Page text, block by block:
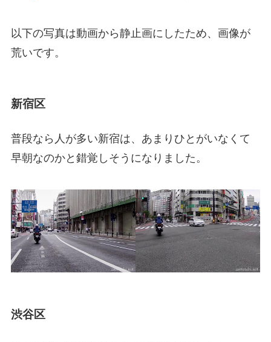
以下の写真は動画から静止画にしたため、画像が
荒いです。
新宿区
普段なら人が多い新宿は、あまりひとがいなくて
早朝なのかと錯覚しそうになりました。
渋谷区